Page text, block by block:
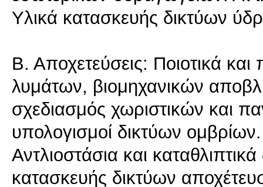
Υλικά κατασκευής δικτύων
Β. Αποχετεύσεις: Ποιοτικά
λυμάτων, βιομηχανικών
σχεδιασμός χωριστικών και
υπολογισμοί δικτύων
Αντλιοστάσια και